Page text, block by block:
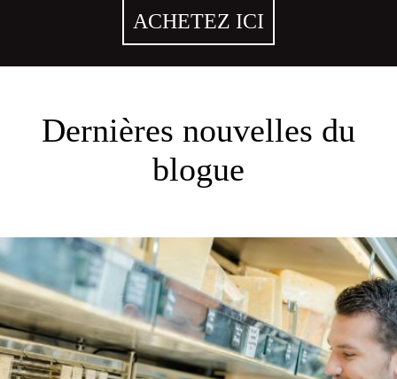
ACHETEZ ICI
Dernières nouvelles du
blogue